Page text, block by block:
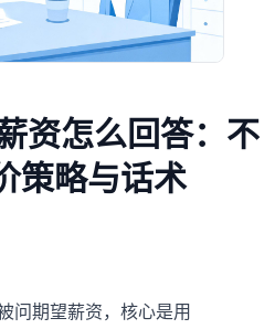
资怎么回答：不
策略与话术
问期望薪资，核心是用